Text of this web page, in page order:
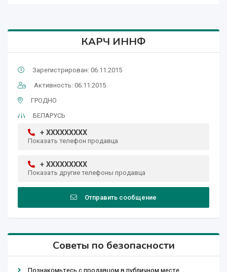
КАРЧ ИННФ
Зарегистрирован: 06.11.2015
Активность: 06.11.2015
ГРОДНО
БЕЛАРУСЬ
+ XXXXXXXXX
Показать телефон продавца
+ XXXXXXXXX
Показать другие телефоны продавца
Отправить сообщение
Советы по безопасности
Познакомьтесь с продавцом в публичном месте